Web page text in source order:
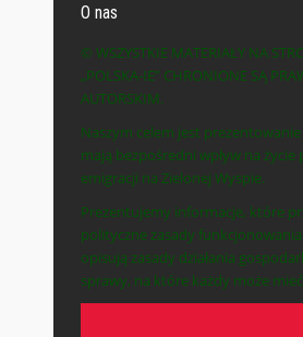
O nas
© WSZYSTKIE MATERIAŁY NA
„POLSKA-IE” CHRONIONE SĄ
AUTORSKIM.
Naszym celem jest
mają bezpośredni wpływ na życie
emigracji na Zielonej Wyspie.
Prezentujemy informacje, które
polityczne zasady
opisują zasady działania
sprawy, na które każdy może mieć